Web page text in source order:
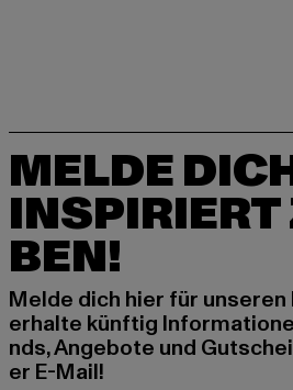
MELDE
INSPIRIERT
BEN!
Melde dich hier für
erhalte künftig
nds, Angebote und
er E-Mail!